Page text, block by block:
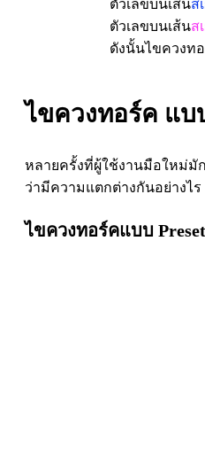
ตัวเลขบนเส้นส
ตัวเลขบนเส้นส
ดังนั้นไขควงท
ไขควงทอร์ค แบ
หลายครั้งที่ผู้ใช้งานมือใหม่มั
ว่ามีความแตกต่างกันอย่างไ
ไขควงทอร์คแบบ